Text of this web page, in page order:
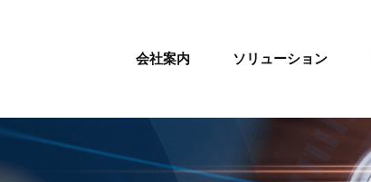
会社案内 ソリューション